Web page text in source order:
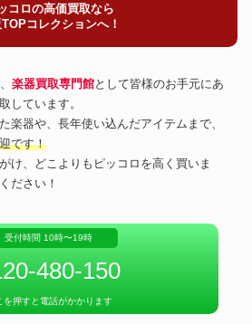
コロの高価買取なら
コレクションへ！
楽器買取専門館として皆様のお手元にあ
しています。
楽器や、長年使い込んだアイテムまで、
です！
け、どこよりもピッコロを高く買いま
ださい！
受付時間 10時〜19時
480-150
を押すと電話がかかります